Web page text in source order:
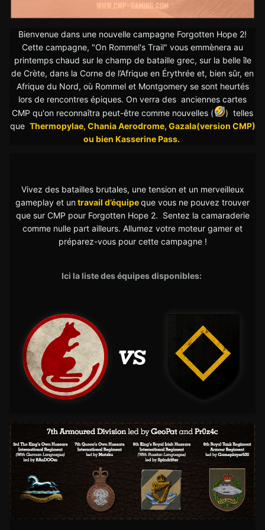
Bienvenue dans une nouvelle campagne Forgotten Hope 2!
Cette campagne, "On Rommel's Trail" vous emmènera au
printemps chaud sur le champ de bataille grec, sur la belle île
de Crète, dans la Corne de l’Afrique en Érythrée et, bien sûr, en
Afrique du Nord, où Rommel et Montgomery se sont heurtés
lors de rencontres épiques. On verra des anciennes cartes
CMP qu'on reconnaîtra peut-être comme nouvelles (
) telles
que Thermopylae, Chania Aerodrome, Gazala(version CMP)
ou bien Kasserine Pass.
Vivez des batailles brutales, une tension et un merveilleux
gameplay et untravail d’équipeque vous ne pouvez trouver
que sur CMP pour Forgotten Hope 2. Sentez la camaraderie
comme nulle part ailleurs. Allumez votre moteur gamer et
préparez-vous pour cette campagne !
Ici la liste des équipes disponibles: